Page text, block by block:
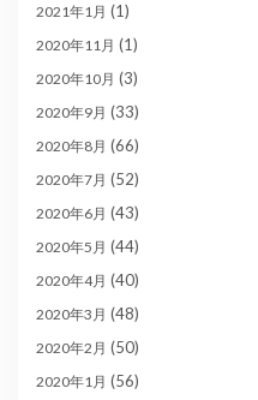
2021年1月 (1)
2020年11月 (1)
2020年10月 (3)
2020年9月 (33)
2020年8月 (66)
2020年7月 (52)
2020年6月 (43)
2020年5月 (44)
2020年4月 (40)
2020年3月 (48)
2020年2月 (50)
2020年1月 (56)